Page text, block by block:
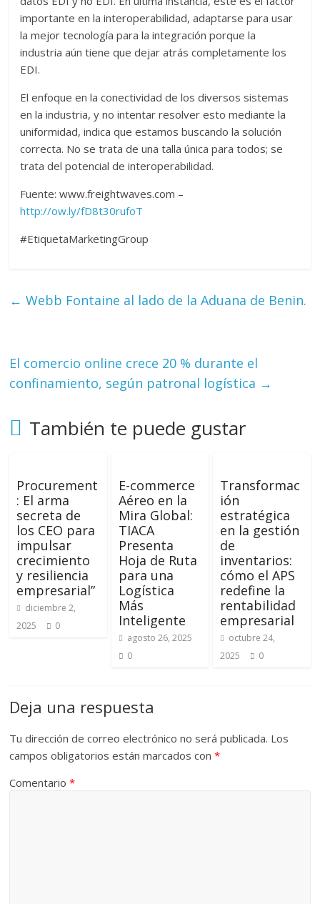
importante en la interoperabilidad, adaptarse para usar
la mejor tecnología para la integración porque la
industria aún tiene que dejar atrás completamente los
EDI.
El enfoque en la conectividad de los diversos sistemas
en la industria, y no intentar resolver esto mediante la
uniformidad, indica que estamos buscando la solución
correcta. No se trata de una talla única para todos; se
trata del potencial de interoperabilidad.
Fuente: www.freightwaves.com –
http://ow.ly/fD8t30rufoT
#EtiquetaMarketingGroup
← Webb Fontaine al lado de la Aduana de Benin.
El comercio online crece 20 % durante el
confinamiento, según patronal logística →
También te puede gustar
Procurement
: El arma
secreta de
los CEO para
impulsar
crecimiento
y resiliencia
empresarial”
diciembre 2,
2025
0
E-commerce
Aéreo en la
Mira Global:
TIACA
Presenta
Hoja de Ruta
para una
Logística
Más
Inteligente
agosto 26, 2025
0
Transformac
ión
estratégica
en la gestión
de
inventarios:
cómo el APS
redefine la
rentabilidad
empresarial
octubre 24,
2025
0
Deja una respuesta
Tu dirección de correo electrónico no será publicada. Los
campos obligatorios están marcados con*
Comentario*